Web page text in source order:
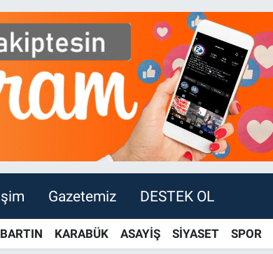
Gazetemiz DESTEK OL
BARTIN KARABÜK ASAYİŞ SİYASET SPOR